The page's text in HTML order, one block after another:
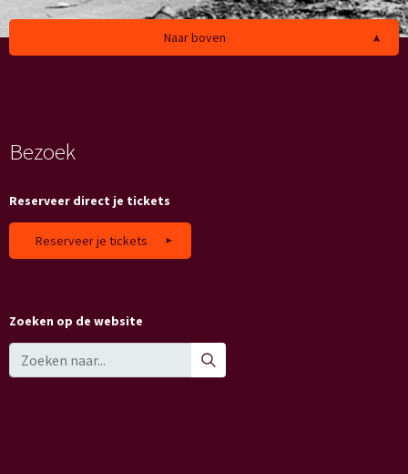
Naar boven
Bezoek
Reserveer direct je tickets
Reserveer je tickets
Zoeken op de website